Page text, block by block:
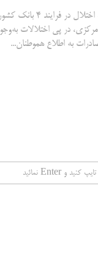
توضیح بانک مرکزی
در پی اختلالات
به اطلاع هموطنان...